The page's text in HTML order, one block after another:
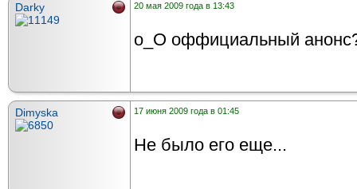
Darky 20 мая 2009 года в 13:43
о_О оффициальный
Dimyska 17 июня 2009 года в 01:45
Не было его еще...